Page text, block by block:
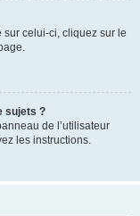
sur celui-ci, cliquez sur le
sujets ?
de l’utilisateur
les instructions.